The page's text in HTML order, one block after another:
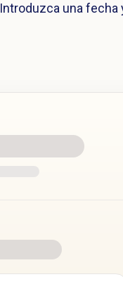
Introduzca una fecha